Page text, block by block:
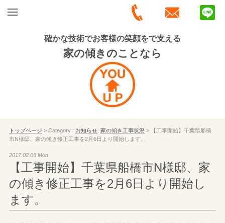
確かな技術でお客様の笑顔をで支える
家の傾きのことなら
トップページ > Category : お知らせ, 家の傾き工事状況 > 【工事開始】千葉県船橋
市N様邸、家の傾き修正工事を2月6日より開始します。
2017.02.06 Mon
【工事開始】千葉県船橋市N様邸、家
の傾き修正工事を2月6日より開始し
ます。